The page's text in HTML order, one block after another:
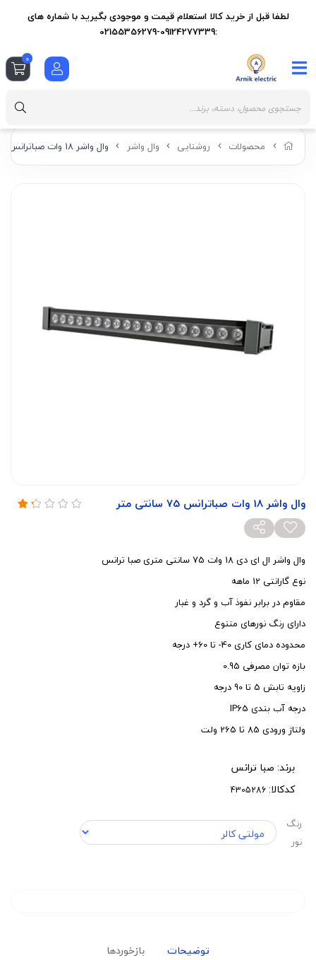
محصولات روشنایی وال واشر وال واشر 18 وات صباترانس 75 سانتی متر
وال واشر 18 وات صباترانس 75 سانتی متر
وال واشر ال ای دی 18 وات 75 سانتی متری صبا ترانس
نوع گارانتی 12 ماهه
مقاوم در برابر نفوذ آب و گرد و غبار
دارای رنگ نورهای متنوع
محدوده دمای کاری 40- تا 60+ درجه
بازه توان مصرفی 0.95
زاویه تابش 5 تا 90 درجه
درجه آب بندی IP65
ولتاژ ورودی 85 تا 265 ولت
برند: صبا ترانس
کدکالا:
رنگ
نور
توضیحات بازخوردها
لطفا قبل از خرید کالا استعلام قیمت و موجودی بگیرید با شماره های
:09124277339-02155356279
0